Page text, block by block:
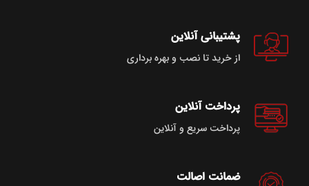
پشتیبانی آنلاین
از خرید تا نصب و بهره برداری
پرداخت آنلاین
پرداخت سریع و آنلاین
ضمانت اصالت